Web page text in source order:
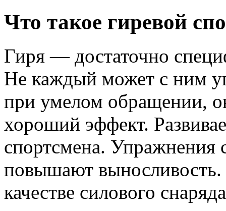
Что такое гиревой
Гиря — достаточно
Не каждый может с ним
при умелом обращении,
хороший эффект.
спортсмена. Упражнения
повышают выносливость.
качестве силового